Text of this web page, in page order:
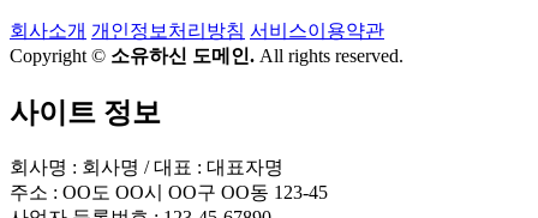
회사소개 개인정보처리방침 서비스이용약관
Copyright © 소유하신 도메인. All rights reserved.
사이트 정보
회사명 : 회사명 / 대표 : 대표자명
주소 : OO도 OO시 OO구 OO동 123-45